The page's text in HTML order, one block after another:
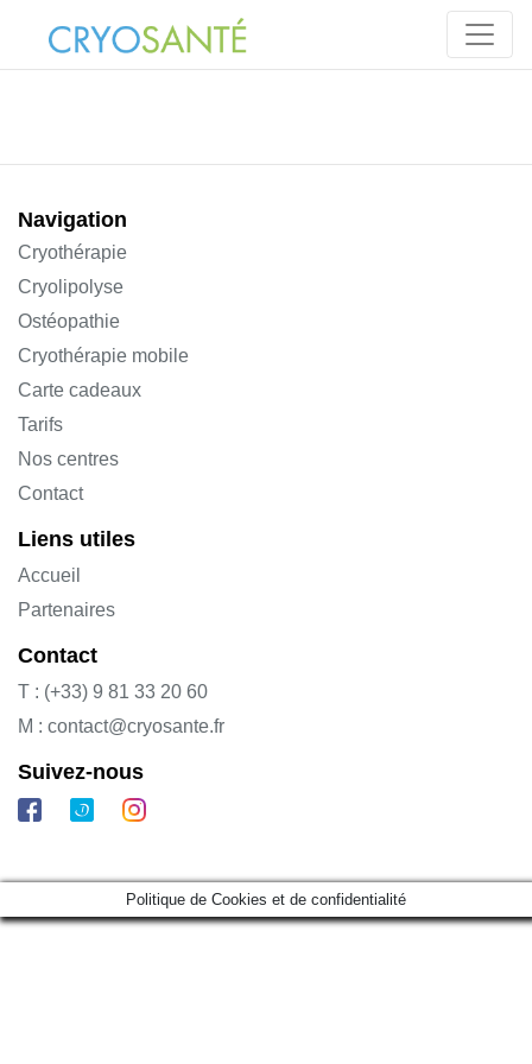
Navigation
Cryothérapie
Cryolipolyse
Ostéopathie
Cryothérapie mobile
Carte cadeaux
Tarifs
Nos centres
Contact
Liens utiles
Accueil
Partenaires
Contact
T : (+33) 9 81 33 20 60
M : contact@cryosante.fr
Suivez-nous
Politique de Cookies et de confidentialité